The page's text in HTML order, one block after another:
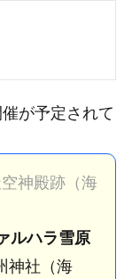
が予定されて
神殿跡（海
ルハラ雪原
神社（海